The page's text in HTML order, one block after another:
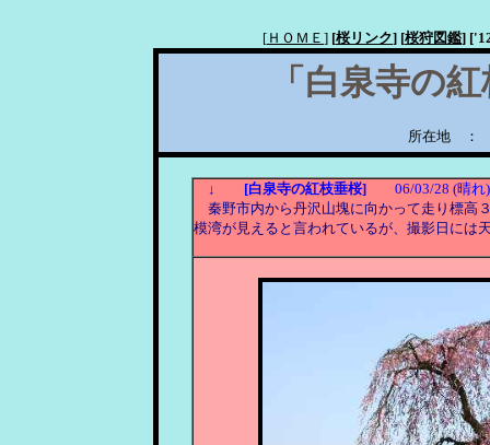
[ ＨＯＭＥ ] [桜リンク] [桜狩図鑑]
「白泉寺の
所在地 ：
↓ [白泉寺の紅枝垂桜] 06/03/28 (晴れ)
秦野市内から丹沢山塊に向かって走り標高
模湾が見えると言われているが、撮影日には